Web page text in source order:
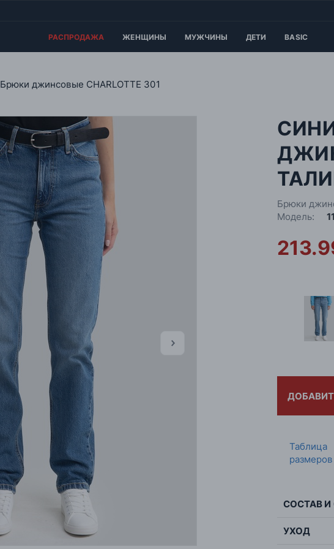
РАСПРОДАЖА ЖЕНЩИНЫ МУЖЧИНЫ ДЕТИ BASIC
Брюки джинсовые CHARLOTTE 301
Брюки
Модель:
Таблица
размеров
СОСТАВ
УХОД